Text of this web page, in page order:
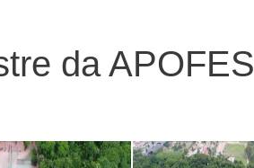
da APOFES